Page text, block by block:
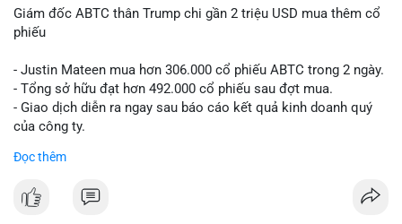
Giám đốc ABTC thân Trump chi gần 2 triệu USD mua thêm cổ
phiếu
- Justin Mateen mua hơn 306.000 cổ phiếu ABTC trong 2 ngày.
- Tổng sở hữu đạt hơn 492.000 cổ phiếu sau đợt mua.
- Giao dịch diễn ra ngay sau báo cáo kết quả kinh doanh quý
của công ty.
#abtc #cryptonews
$btc $eth
Đọc thêm